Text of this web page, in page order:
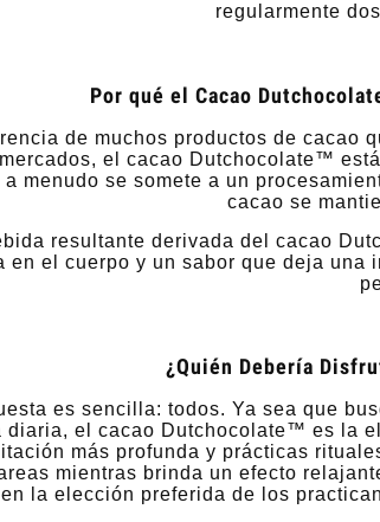
Moistouch Balmango
regularmente
Por qué el Cacao
de muchos productos de cacao
el cacao Dutchocolate™
a menudo se somete a un
cacao se
resultante derivada del cacao
en el cuerpo y un sabor que deja una
¿Quién Debería
es sencilla: todos. Ya sea que
diaria, el cacao Dutchocolate™ es la
más profunda y prácticas
mientras brinda un efecto
en la elección preferida de los